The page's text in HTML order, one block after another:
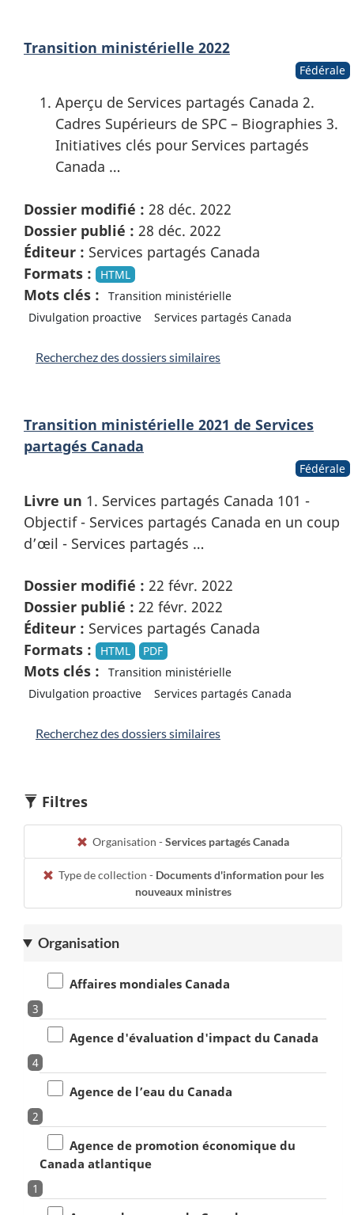
Transition ministérielle 2022
Fédérale
Aperçu de Services partagés Canada 2.
Cadres Supérieurs de SPC – Biographies 3.
Initiatives clés pour Services partagés
Canada …
Dossier modifié : 28 déc. 2022
Dossier publié : 28 déc. 2022
Éditeur : Services partagés Canada
Formats :
HTML
Mots clés :
Transition ministérielle
Divulgation proactive
Services partagés Canada
Recherchez des dossiers similaires
Transition ministérielle 2021 de Services
partagés Canada
Fédérale
Livre un 1. Services partagés Canada 101 -
Objectif - Services partagés Canada en un coup
d’œil - Services partagés …
Dossier modifié : 22 févr. 2022
Dossier publié : 22 févr. 2022
Éditeur : Services partagés Canada
Formats :
HTML PDF
Mots clés :
Transition ministérielle
Divulgation proactive
Services partagés Canada
Recherchez des dossiers similaires
Filtres
Organisation -Services partagés Canada
Type de collection - Documents d'information pour les
nouveaux ministres
Organisation
Affaires mondiales Canada
3
Agence d'évaluation d'impact du Canada
4
Agence de l’eau du Canada
2
Agence de promotion économique du
Canada atlantique
1